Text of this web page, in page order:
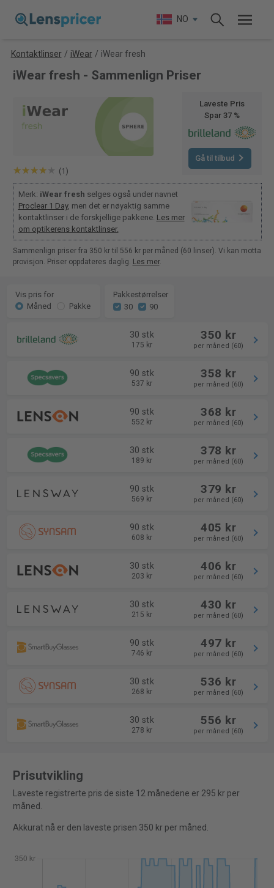
NO
Kontaktlinser / iWear / iWear fresh
iWear fresh - Sammenlign Priser
(1)
Laveste Pris
Spar 37 %
Gå til tilbud
Merk: iWear fresh selges også under navnet
Proclear 1 Day, men det er nøyaktig samme
kontaktlinser i de forskjellige pakkene. Les mer
om optikerens kontaktlinser.
Sammenlign priser fra 350 kr til 556 kr per måned (60 linser). Vi kan motta
provisjon. Priser oppdateres daglig. Les mer.
Vis pris for
Måned
Pakke
Pakkestørrelser
30
90
30 stk
175 kr
350 kr
per måned (60)
90 stk
537 kr
358 kr
per måned (60)
90 stk
552 kr
368 kr
per måned (60)
30 stk
189 kr
378 kr
per måned (60)
90 stk
569 kr
379 kr
per måned (60)
90 stk
608 kr
405 kr
per måned (60)
30 stk
203 kr
406 kr
per måned (60)
30 stk
215 kr
430 kr
per måned (60)
90 stk
746 kr
497 kr
per måned (60)
30 stk
268 kr
536 kr
per måned (60)
30 stk
278 kr
556 kr
per måned (60)
Prisutvikling
Laveste registrerte pris de siste 12 månedene er 295 kr per
måned.
Akkurat nå er den laveste prisen 350 kr per måned.